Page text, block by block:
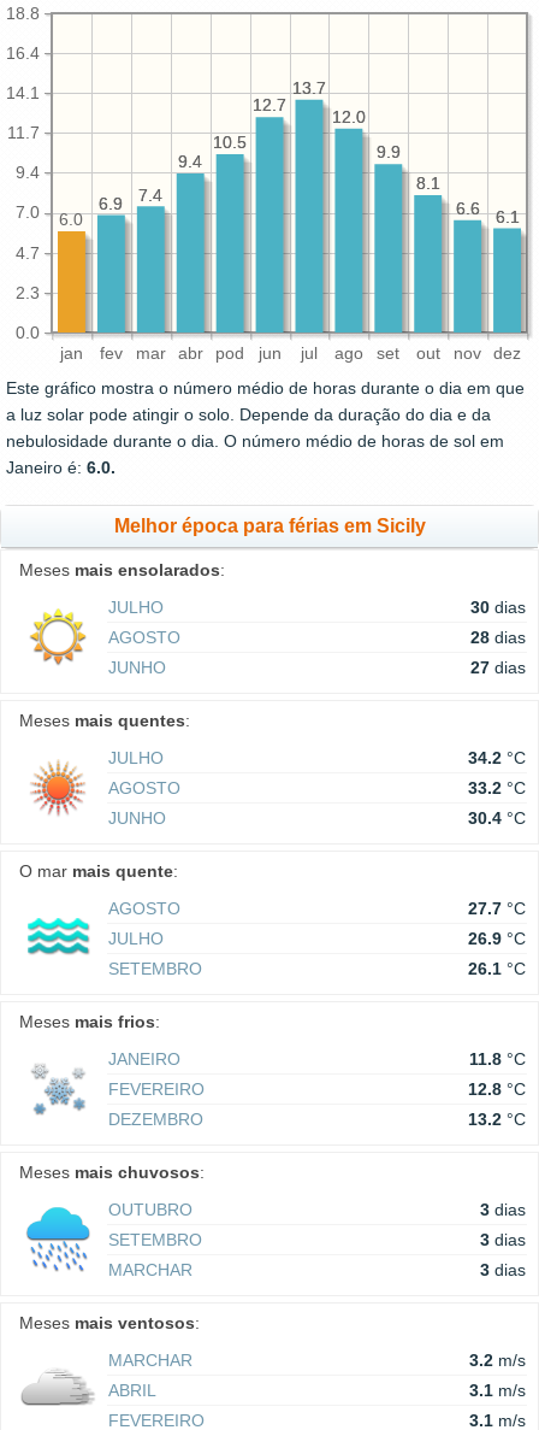
jan fev mar abr pod jun jul ago set out nov dez
0.0
2.3
4.7
7.0
9.4
11.7
14.1
16.4
18.8
6.1
6.6
8.1
9.9
12.0
13.7
12.7
10.5
9.4
7.4
6.9
6.1
6.6
8.1
9.9
12.0
13.7
12.7
10.5
9.4
7.4
6.9
6.0
Este gráfico mostra o número médio de horas durante o dia em que
a luz solar pode atingir o solo. Depende da duração do dia e da
nebulosidade durante o dia. O número médio de horas de sol em
Janeiro é: 6.0.
Melhor época para férias em Sicily
Meses mais ensolarados:
JULHO
30 dias
AGOSTO
28 dias
JUNHO
27 dias
Meses mais quentes:
JULHO
34.2 °C
AGOSTO
33.2 °C
JUNHO
30.4 °C
O mar mais quente:
AGOSTO
27.7 °C
JULHO
26.9 °C
SETEMBRO
26.1 °C
Meses mais frios:
JANEIRO
11.8 °C
FEVEREIRO
12.8 °C
DEZEMBRO
13.2 °C
Meses mais chuvosos:
OUTUBRO
3 dias
SETEMBRO
3 dias
MARCHAR
3 dias
Meses mais ventosos:
MARCHAR
3.2 m/s
ABRIL
3.1 m/s
FEVEREIRO
3.1 m/s